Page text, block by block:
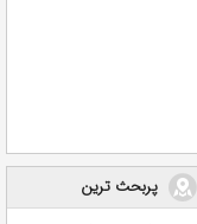
پربحث ترین